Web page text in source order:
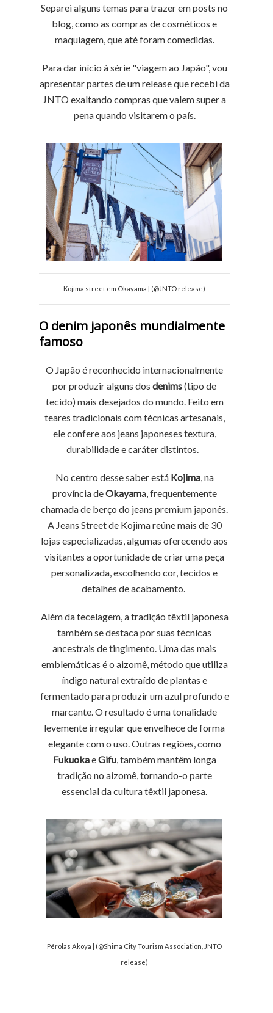
Separei alguns temas para trazer em posts no
blog, como as compras de cosméticos e
maquiagem, que até foram comedidas.
Para dar início à série "viagem ao Japão", vou
apresentar partes de um release que recebi da
JNTO exaltando compras que valem super a
pena quando visitarem o país.
Kojima street em Okayama | (@JNTO release)
O denim japonês mundialmente
famoso
O Japão é reconhecido internacionalmente
por produzir alguns dosdenims(tipo de
tecido) mais desejados do mundo. Feito em
teares tradicionais com técnicas artesanais,
ele confere aos jeans japoneses textura,
durabilidade e caráter distintos.
No centro desse saber está Kojima, na
província deOkayama, frequentemente
chamada de berço do jeans premium japonês.
A Jeans Street de Kojima reúne mais de 30
lojas especializadas, algumas oferecendo aos
visitantes a oportunidade de criar uma peça
personalizada, escolhendo cor, tecidos e
detalhes de acabamento.
Além da tecelagem, a tradição têxtil japonesa
também se destaca por suas técnicas
ancestrais de tingimento. Uma das mais
emblemáticas é o aizomê, método que utiliza
índigo natural extraído de plantas e
fermentado para produzir um azul profundo e
marcante. O resultado é uma tonalidade
levemente irregular que envelhece de forma
elegante com o uso. Outras regiões, como
FukuokaeGifu, também mantêm longa
tradição no aizomê, tornando-o parte
essencial da cultura têxtil japonesa.
Pérolas Akoya | (@Shima City Tourism Association, JNTO
release)